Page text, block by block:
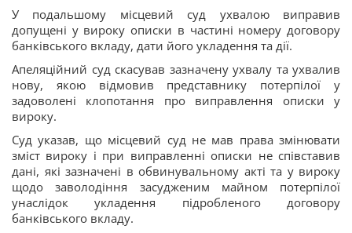
У подальшому місцевий суд ухвалою виправив
допущені у вироку описки в частині номеру договору
банківського вкладу, дати його укладення та дії.
Апеляційний суд скасував зазначену ухвалу та ухвалив
нову, якою відмовив представнику потерпілої у
задоволені клопотання про виправлення описки у
вироку.
Суд указав, що місцевий суд не мав права змінювати
зміст вироку і при виправленні описки не співставив
дані, які зазначені в обвинувальному акті та у вироку
щодо заволодіння засудженим майном потерпілої
унаслідок укладення підробленого договору
банківського вкладу.